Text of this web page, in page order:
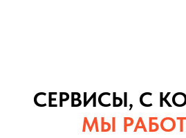
СЕРВИСЫ, С
МЫ